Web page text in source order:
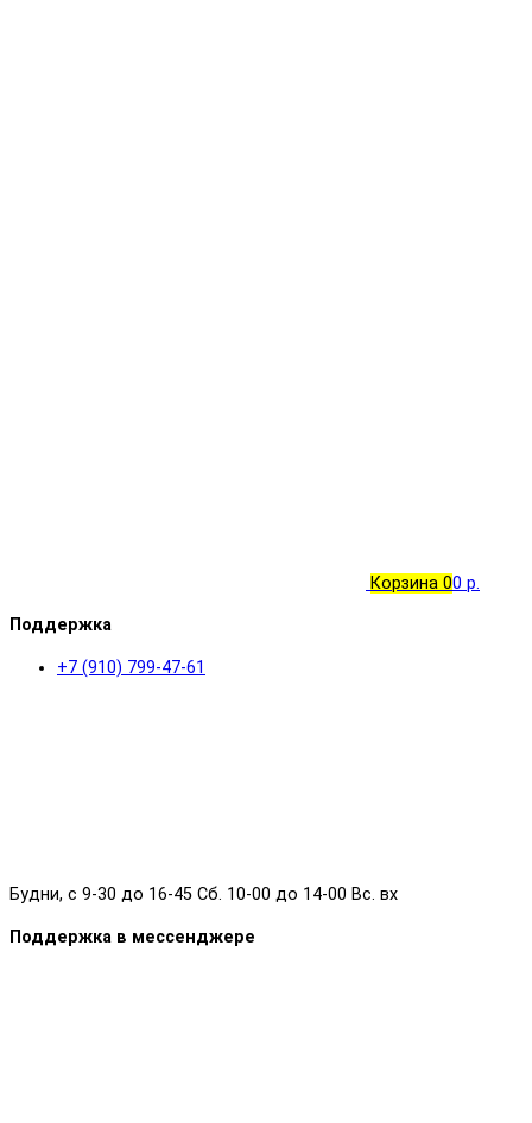
Корзина 00 р.
Поддержка
+7 (910) 799-47-61
Будни, с 9-30 до 16-45 Сб. 10-00 до 14-00 Вс. вх
Поддержка в мессенджере